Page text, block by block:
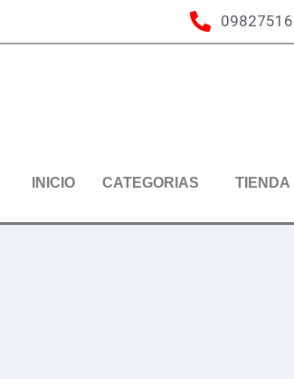
INICIO CATEGORIAS TIENDA